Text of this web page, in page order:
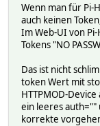
Wenn man für Pi-
auch keinen
Im Web-UI von
Tokens "NO
Das ist nicht
token Wert mit
HTTPMOD-
ein leeres auth=""
korrekte